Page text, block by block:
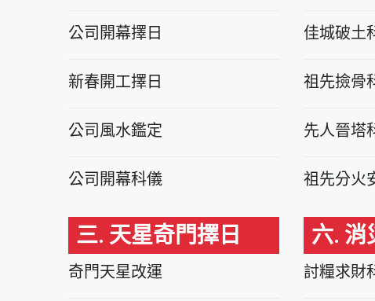
公司開幕擇日
新春開工擇日
公司風水鑑定
公司開幕科儀
三. 天星奇門擇日
奇門天星改運
佳城破土
祖先撿骨
先人晉塔
祖先分火
六. 消
討糧求財